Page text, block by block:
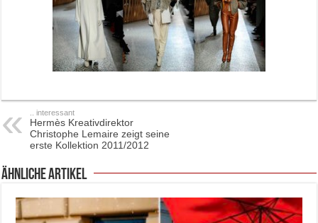
.. interessant
Hermès Kreativdirektor
Christophe Lemaire zeigt seine
erste Kollektion 2011/2012
ähnliche Artikel